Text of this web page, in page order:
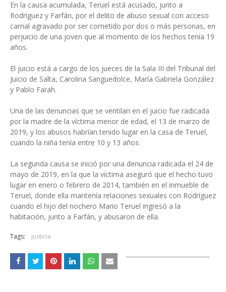
En la causa acumulada, Teruel está acusado, junto a
Rodríguez y Farfán, por el delito de abuso sexual con acceso
carnal agravado por ser cometido por dos o más personas, en
perjuicio de una joven que al momento de los hechos tenía 19
años.
El juicio está a cargo de los jueces de la Sala III del Tribunal del
Juicio de Salta, Carolina Sanguedolce, María Gabriela González
y Pablo Farah.
Una de las denuncias que se ventilan en el juicio fue radicada
por la madre de la víctima menor de edad, el 13 de marzo de
2019, y los abusos habrían tenido lugar en la casa de Teruel,
cuando la niña tenía entre 10 y 13 años.
La segunda causa se inició por una denuncia radicada el 24 de
mayo de 2019, en la que la víctima aseguró que el hecho tuvo
lugar en enero o febrero de 2014, también en el inmueble de
Teruel, donde ella mantenía relaciones sexuales con Rodríguez
cuando el hijo del nochero Mario Teruel ingresó a la
habitación, junto a Farfán, y abusaron de ella.
Tags: justicia